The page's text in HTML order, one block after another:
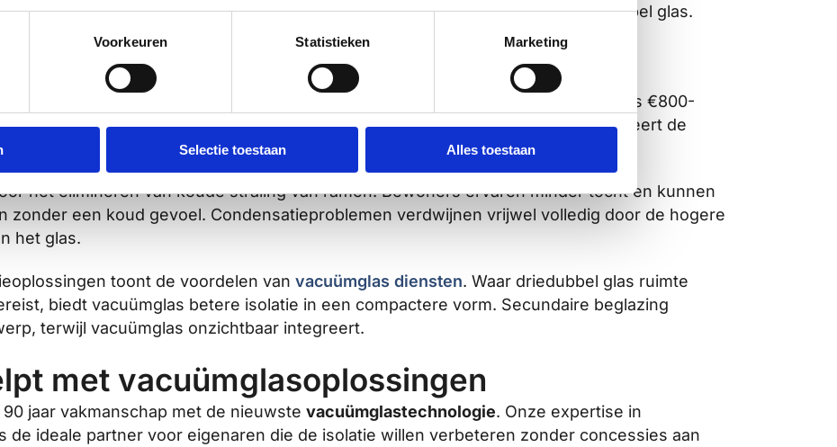
Voorkeuren Statistieken Marketing
Selectie toestaan Alles toestaan
ten opzichte van enkel glas en tot 50% ten opzichte van standaard dubbel glas.
zich direct in lagere stookkosten, vooral merkbaar in panden met grote
de superieure isolatie. Een monumentaal pand met 50 m² beglazing kan jaarlijks €800-
door de overstap van enkel glas naar vacuümglas. Deze besparing compenseert de
het elimineren van koude straling van ramen. Bewoners ervaren minder tocht en kunnen
zonder een koud gevoel. Condensatieproblemen verdwijnen vrijwel volledig door de hogere
het glas.
toont de voordelen van vacuümglas diensten. Waar driedubbel glas ruimte
biedt vacuümglas betere isolatie in een compactere vorm. Secundaire beglazing
terwijl vacuümglas onzichtbaar integreert.
met vacuümglasoplossingen
jaar vakmanschap met de nieuwste vacuümglastechnologie. Onze expertise in
de ideale partner voor eigenaren die de isolatie willen verbeteren zonder concessies aan